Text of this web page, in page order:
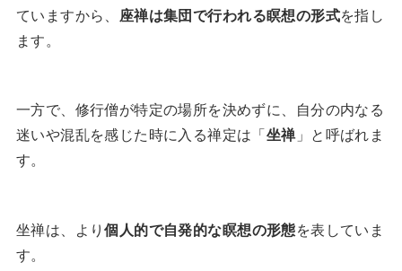
ていますから、 座禅は集団で行われる瞑想の形式を指し
ます。
一方で、修行僧が特定の場所を決めずに、自分の内なる
迷いや混乱を感じた時に入る禅定は「坐禅」と呼ばれま
す。
坐禅は、より個人的で自発的な瞑想の形態を表していま
す。